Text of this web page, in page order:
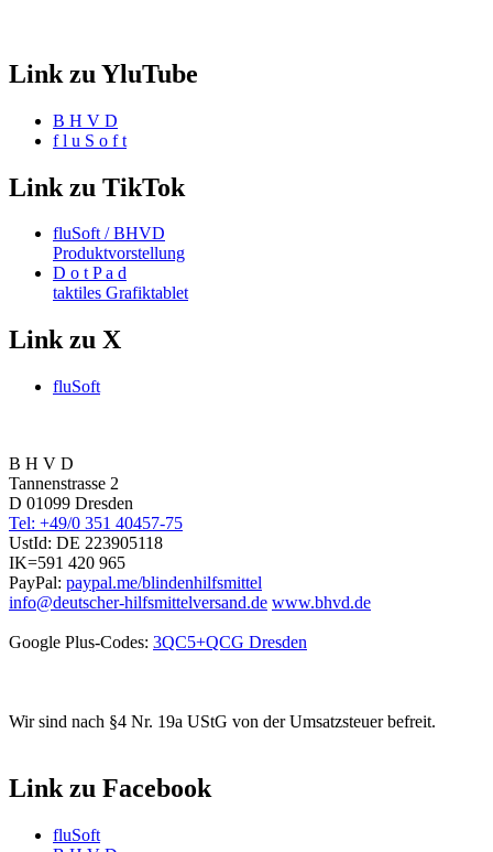
Link zu YluTube
B H V D
f l u S o f t
Link zu TikTok
fluSoft / BHVD
Produktvorstellung
D o t P a d
taktiles Grafiktablet
Link zu X
fluSoft
B H V D
Tannenstrasse 2
D 01099 Dresden
Tel: +49/0 351 40457-75
UstId: DE 223905118
IK=591 420 965
PayPal: paypal.me/blindenhilfsmittel
info@deutscher-hilfsmittelversand.de www.bhvd.de
Google Plus-Codes: 3QC5+QCG Dresden
Wir sind nach §4 Nr. 19a UStG von der Umsatzsteuer befreit.
Link zu Facebook
fluSoft